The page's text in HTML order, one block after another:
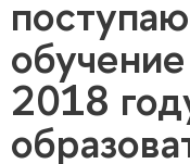
2018